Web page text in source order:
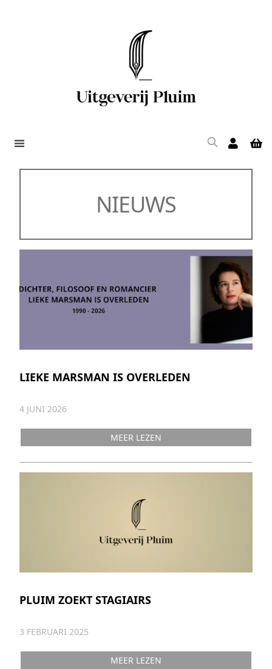
NIEUWS
LIEKE MARSMAN IS OVERLEDEN
4 JUNI 2026
MEER LEZEN
PLUIM ZOEKT STAGIAIRS
3 FEBRUARI 2025
MEER LEZEN